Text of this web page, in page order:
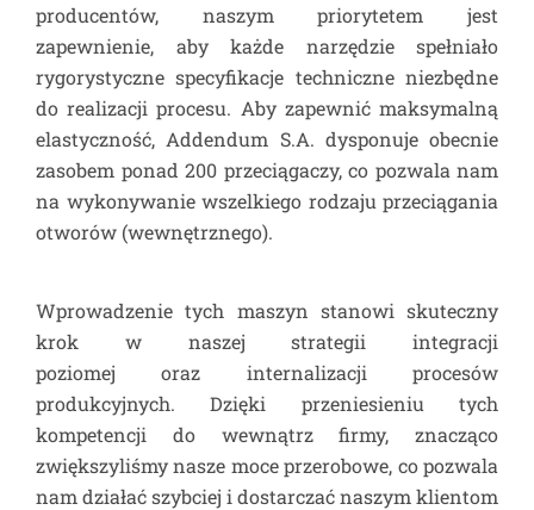
producentów, naszym priorytetem jest
zapewnienie, aby każde narzędzie spełniało
rygorystyczne specyfikacje techniczne niezbędne
do realizacji procesu. Aby zapewnić maksymalną
elastyczność, Addendum S.A. dysponuje obecnie
zasobem ponad 200 przeciągaczy, co pozwala nam
na wykonywanie wszelkiego rodzaju przeciągania
otworów (wewnętrznego).
Wprowadzenie tych maszyn stanowi skuteczny
krok w naszej strategii integracji
poziomej oraz internalizacji procesów
produkcyjnych. Dzięki przeniesieniu tych
kompetencji do wewnątrz firmy, znacząco
zwiększyliśmy nasze moce przerobowe, co pozwala
nam działać szybciej i dostarczać naszym klientom